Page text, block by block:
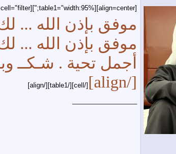
[align=center][table1="width:95%;"][cell="filter:;"]
موفق بإذن الله ...
موفق بإذن الله ...
أجمل تحية . شـكــ
[/align]
[/cell][/table1][/align]